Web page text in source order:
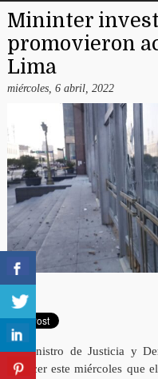
Mininter
promovieron
Lima
miércoles, 6 abril, 2022
El ministro de Justicia y
conocer este miércoles